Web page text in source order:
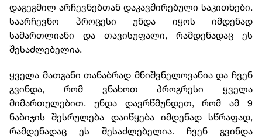
დაგეგმილ არჩევნებთან დაკავშირებული საკითხები.
საარჩევნო პროცესი უნდა იყოს იმდენად
სამართლიანი და თავისუფალი, რამდენადაც ეს
შესაძლებელია.
ყველა მათგანი თანაბრად მნიშვნელოვანია და ჩვენ
გვინდა, რომ ვნახოთ პროგრესი ყველა
მიმართულებით. უნდა დავრწმუნდეთ, რომ ამ 9
ნაბიჯის შესრულება დაიწყება იმდენად სწრაფად,
რამდენადაც ეს შესაძლებელია. ჩვენ გვინდა